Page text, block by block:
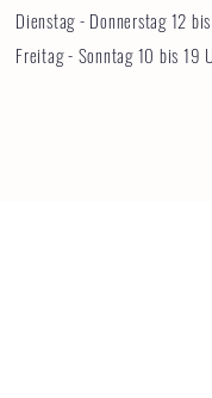
Dienstag - Donnerstag 12
Freitag - Sonntag 10 bis 19